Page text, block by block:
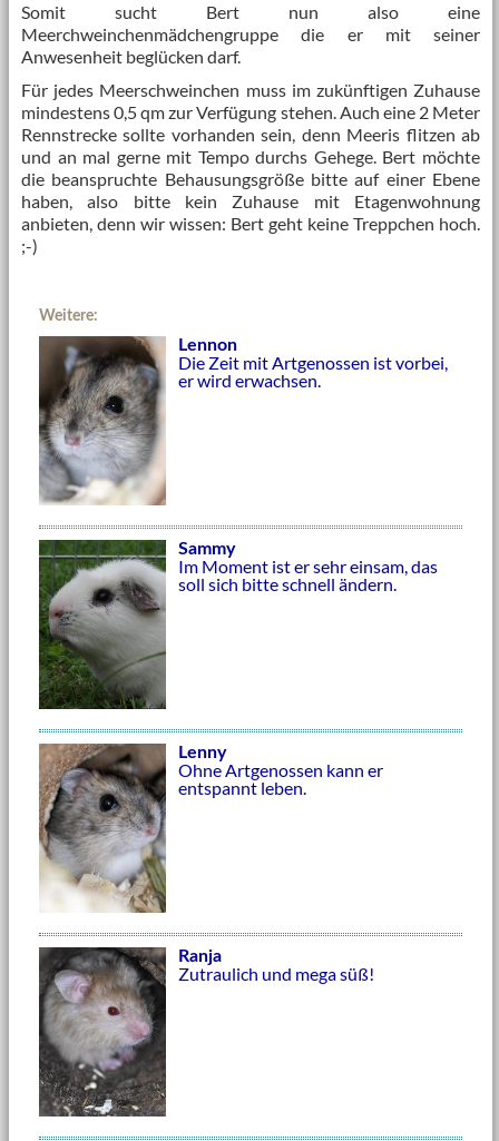
Somit sucht Bert nun also eine
Meerchweinchenmädchengruppe die er mit seiner
Anwesenheit beglücken darf.
Für jedes Meerschweinchen muss im zukünftigen Zuhause
mindestens 0,5 qm zur Verfügung stehen. Auch eine 2 Meter
Rennstrecke sollte vorhanden sein, denn Meeris flitzen ab
und an mal gerne mit Tempo durchs Gehege. Bert möchte
die beanspruchte Behausungsgröße bitte auf einer Ebene
haben, also bitte kein Zuhause mit Etagenwohnung
anbieten, denn wir wissen: Bert geht keine Treppchen hoch.
;-)
Weitere:
Lennon
Die Zeit mit Artgenossen ist vorbei,
er wird erwachsen.
Sammy
Im Moment ist er sehr einsam, das
soll sich bitte schnell ändern.
Lenny
Ohne Artgenossen kann er
entspannt leben.
Ranja
Zutraulich und mega süß!